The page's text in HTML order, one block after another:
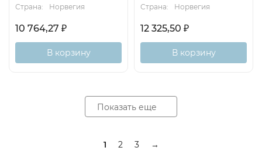
Страна:
Норвегия
10 764,27 ₽
В корзину
Страна:
Норвегия
12 325,50 ₽
В корзину
Показать еще
1 2 3 →